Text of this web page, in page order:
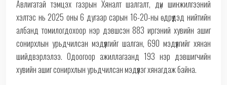
Авлигатай тэмцэх газрын Хяналт шалгалт, дүн шинжилгээний
хэлтэс нь 2025 оны 6 дугаар сарын 16-20-ны өдрүүдэд нийтийн
албанд томилогдохоор нэр дэвшсэн 883 иргэний хувийн ашиг
сонирхлын урьдчилсан мэдүүлгийг шалган, 690 мэдүүлгийг хянан
шийдвэрлэлээ. Одоогоор ажиллагаанд 193 нэр дэвшигчийн
хувийн ашиг сонирхлын урьдчилсан мэдүүлэг хянагдаж байна.